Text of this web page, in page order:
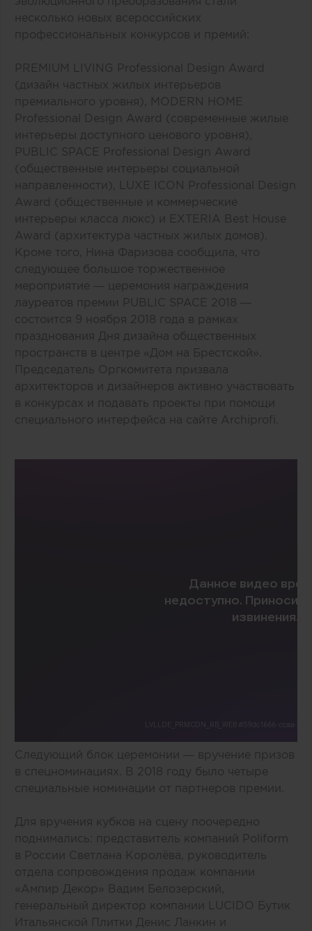
несколько новых всероссийских
профессиональных конкурсов и премий:
PREMIUM LIVING Professional Design Award
(дизайн частных жилых интерьеров
премиального уровня), MODERN HOME
Professional Design Award (современные жилые
интерьеры доступного ценового уровня),
PUBLIC SPACE Professional Design Award
(общественные интерьеры социальной
направленности), LUXE ICON Professional Design
Award (общественные и коммерческие
интерьеры класса люкс) и EXTERIA Best House
Award (архитектура частных жилых домов).
Кроме того, Нина Фаризова сообщила, что
следующее большое торжественное
мероприятие — церемония награждения
лауреатов премии PUBLIC SPACE 2018 —
состоится 9 ноября 2018 года в рамках
празднования Дня дизайна общественных
пространств в центре «Дом на Брестской».
Председатель Оргкомитета призвала
архитекторов и дизайнеров активно участвовать
в конкурсах и подавать проекты при помощи
специального интерфейса на сайте Archiprofi.
Следующий блок церемонии — вручение призов
в спецноминациях. В 2018 году было четыре
специальные номинации от партнеров премии.
Для вручения кубков на сцену поочередно
поднимались: представитель компаний Poliform
в России Светлана Королёва, руководитель
отдела сопровождения продаж компании
«Ампир Декор» Вадим Белозерский,
генеральный директор компании LUCIDO Бутик
Итальянской Плитки Денис Ланкин и